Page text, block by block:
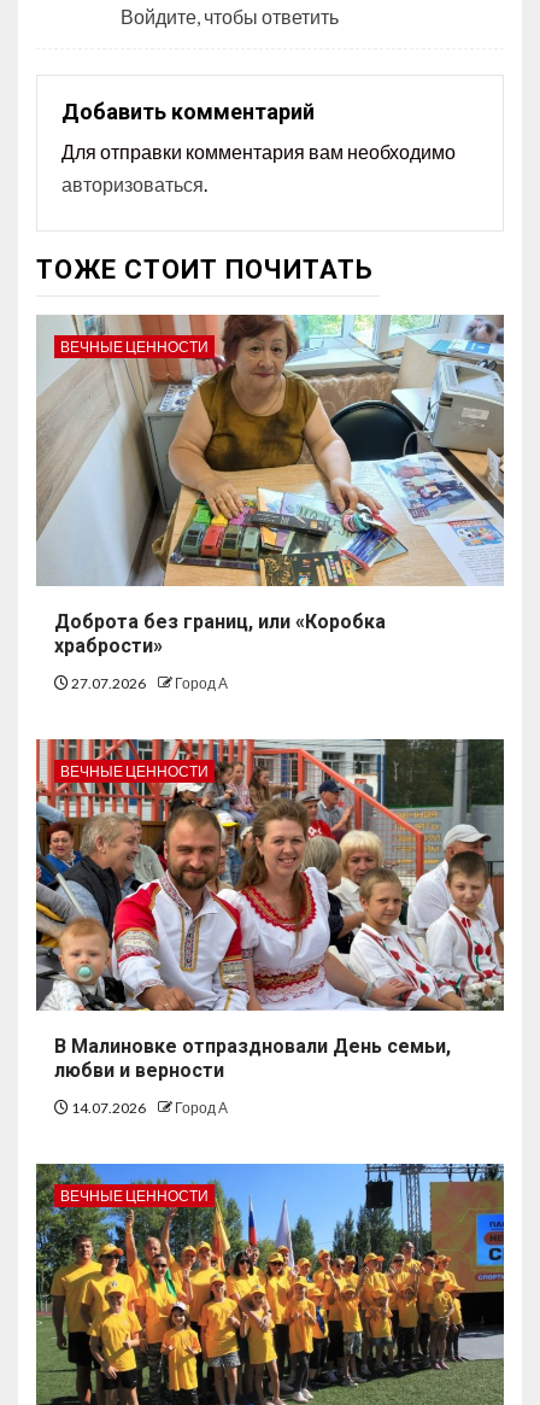
Войдите, чтобы ответить
Добавить комментарий
Для отправки комментария вам необходимо
авторизоваться.
ТОЖЕ СТОИТ ПОЧИТАТЬ
ВЕЧНЫЕ ЦЕННОСТИ
Доброта без границ, или «Коробка
храбрости»
27.07.2026 Город А
ВЕЧНЫЕ ЦЕННОСТИ
В Малиновке отпраздновали День семьи,
любви и верности
14.07.2026 Город А
ВЕЧНЫЕ ЦЕННОСТИ